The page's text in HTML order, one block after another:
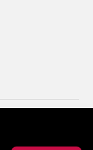
технологии